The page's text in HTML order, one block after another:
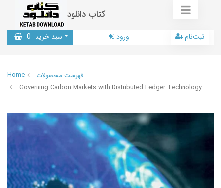
کتاب دانلود
سبد خرید 0 ورود ثبت‌نام
Home
فهرست محصولات
Governing Carbon Markets with Distributed Ledger Technology